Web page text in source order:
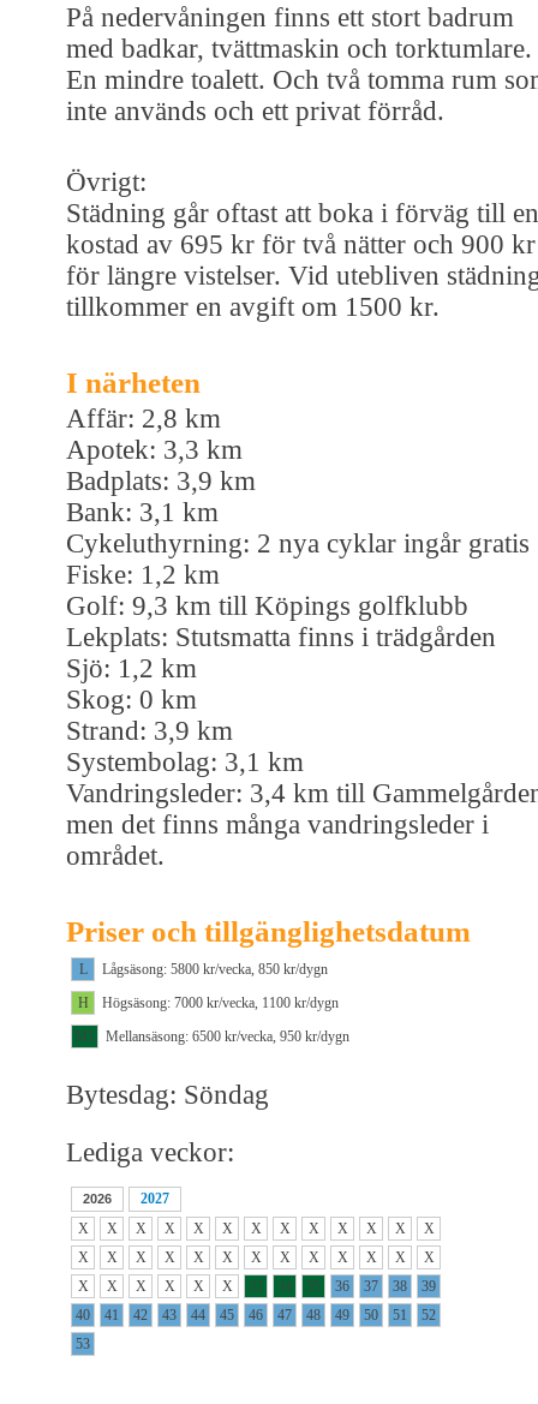
På nedervåningen finns ett stort badrum
med badkar, tvättmaskin och torktumlare.
En mindre toalett. Och två tomma rum
inte används och ett privat förråd.
Övrigt:
Städning går oftast att boka i förväg till en
kostad av 695 kr för två nätter och 900 kr
för längre vistelser. Vid utebliven
tillkommer en avgift om 1500 kr.
I närheten
Affär: 2,8 km
Apotek: 3,3 km
Badplats: 3,9 km
Bank: 3,1 km
Cykeluthyrning: 2 nya cyklar ingår gratis
Fiske: 1,2 km
Golf: 9,3 km till Köpings golfklubb
Lekplats: Stutsmatta finns i trädgården
Sjö: 1,2 km
Skog: 0 km
Strand: 3,9 km
Systembolag: 3,1 km
Vandringsleder: 3,4 km till
men det finns många vandringsleder i
området.
Priser och tillgänglighetsdatum
L
Lågsäsong: 5800 kr/vecka, 850 kr/dygn
H
Högsäsong: 7000 kr/vecka, 1100 kr/dygn
M1
Mellansäsong: 6500 kr/vecka, 950 kr/dygn
Bytesdag: Söndag
Lediga veckor:
2026
2027
X
X X X X X X X X X X X
X
X
X X X X X X X X X X X
X
X
X X X X X 33 34 35 36 37 38
39
40
41 42 43 44 45 46 47 48 49 50 51
52
53